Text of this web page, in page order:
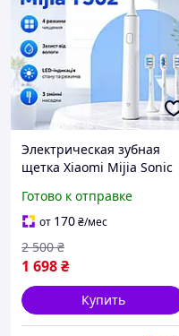
Электрическая зубная
щетка Xiaomi Mijia Sonic
режима чистки с быстрой
зарядкой ультразвуковая
щетка
Готово к отправке
от 170₴/мес
1 698₴
2 500 ₴
Купить